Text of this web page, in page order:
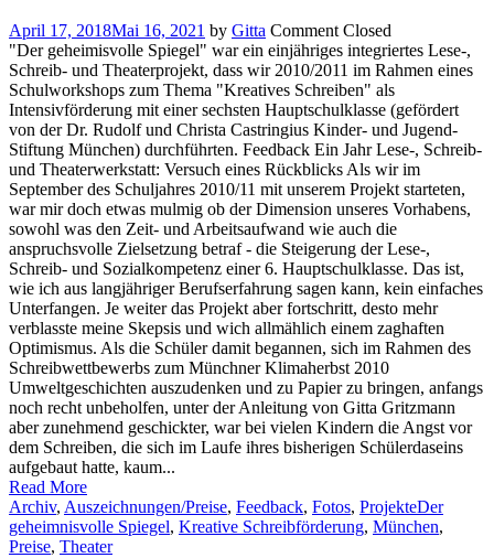
April 17, 2018Mai 16, 2021 by Gitta Comment Closed
"Der geheimisvolle Spiegel" war ein einjähriges integriertes Lese-,
Schreib- und Theaterprojekt, dass wir 2010/2011 im Rahmen eines
Schulworkshops zum Thema "Kreatives Schreiben" als
Intensivförderung mit einer sechsten Hauptschulklasse (gefördert
von der Dr. Rudolf und Christa Castringius Kinder- und Jugend-
Stiftung München) durchführten. Feedback Ein Jahr Lese-, Schreib-
und Theaterwerkstatt: Versuch eines Rückblicks Als wir im
September des Schuljahres 2010/11 mit unserem Projekt starteten,
war mir doch etwas mulmig ob der Dimension unseres Vorhabens,
sowohl was den Zeit- und Arbeitsaufwand wie auch die
anspruchsvolle Zielsetzung betraf - die Steigerung der Lese-,
Schreib- und Sozialkompetenz einer 6. Hauptschulklasse. Das ist,
wie ich aus langjähriger Berufserfahrung sagen kann, kein einfaches
Unterfangen. Je weiter das Projekt aber fortschritt, desto mehr
verblasste meine Skepsis und wich allmählich einem zaghaften
Optimismus. Als die Schüler damit begannen, sich im Rahmen des
Schreibwettbewerbs zum Münchner Klimaherbst 2010
Umweltgeschichten auszudenken und zu Papier zu bringen, anfangs
noch recht unbeholfen, unter der Anleitung von Gitta Gritzmann
aber zunehmend geschickter, war bei vielen Kindern die Angst vor
dem Schreiben, die sich im Laufe ihres bisherigen Schülerdaseins
aufgebaut hatte, kaum...
Read More
Archiv, Auszeichnungen/Preise, Feedback, Fotos, ProjekteDer
geheimnisvolle Spiegel, Kreative Schreibförderung, München,
Preise, Theater